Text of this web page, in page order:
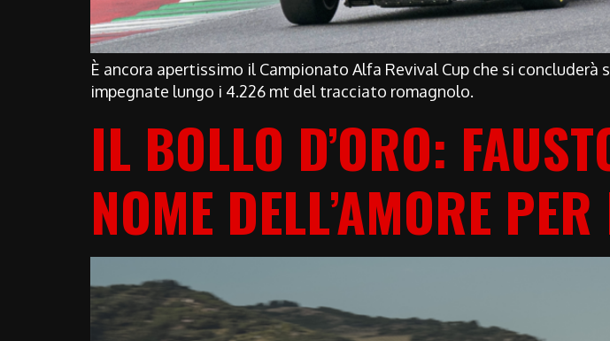
È ancora apertissimo il Campionato Alfa Revival Cup che si
impegnate lungo i 4.226 mt del tracciato romagnolo.
IL BOLLO D’ORO:
NOME DELL’AMORE